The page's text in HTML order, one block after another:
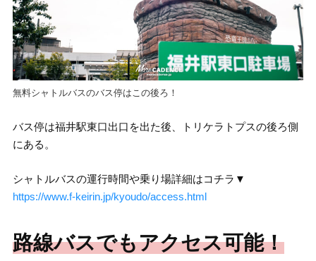
無料シャトルバスのバス停はこの後ろ！
バス停は福井駅東口出口を出た後、トリケラトプスの後ろ側
にある。
シャトルバスの運行時間や乗り場詳細はコチラ▼
https://www.f-keirin.jp/kyoudo/access.html
路線バスでもアクセス可能！